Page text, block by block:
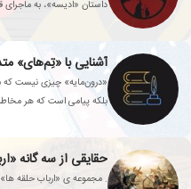
داستان «ادیسه»، به ماجرای
آشنایی با «تِم‌های»
«درون‌مایه» چیزی نیست که
بلکه پیامی است که هر
حقایقی از سه گانه
. مجموعه ی «ارباب حلقه